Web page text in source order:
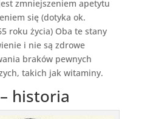
zmniejszeniem apetytu
się (dotyka ok.
roku życia) Oba te stany
i nie są zdrowe
braków pewnych
takich jak witaminy.
historia